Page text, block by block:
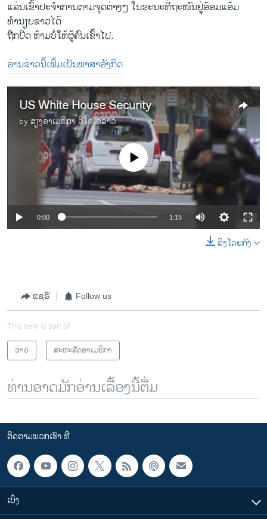
​ແລ່ນ​ເຂົ້າປະຈຳການຕາມຈຸດຕ່າງໆ ໃນ​ຂະນະ​ທີ່​ຖະໜົນ​ຢູ່ອ້ອມ​ແອ້ມ​
ທຳນຽບຂາວ​ໄດ້
​ຖືກ​ປິດ ຫ້າມບໍ່ໃຫ້ຜູ້ຄົນເຂົ້າໄປ.
ອ່ານຂ່າວນີ້ເພີ້ມເປັນພາສາອັງກິດ
US White House Security
by ສຽງອາເມຣິກາ ວີໂອເອລາວ
No media source currently available
0:00 1:15
ລິງໂດຍກົງ
ແຊຣ໌ Follow us
This item is part of
ຂ່າວ
ສະຫະລັດອາເມຣິກາ
ທ່ານອາດມັກອ່ານເລື້ອງນີ້ຕື່ມ
ຕິດຕາມພວກເຮົາ ທີ່
ເບິ່ງ